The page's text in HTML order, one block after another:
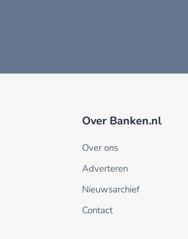
Over Banken.nl
Over ons
Adverteren
Nieuwsarchief
Contact